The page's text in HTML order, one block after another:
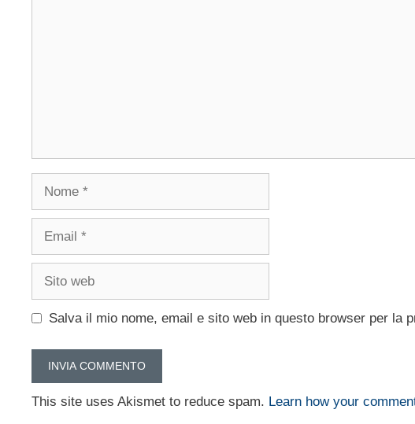
Nome
Email
Sito
Salva il mio nome, email e sito web in questo browser per la
This site uses Akismet to reduce spam. Learn how your